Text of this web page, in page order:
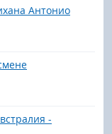
Антонио
-